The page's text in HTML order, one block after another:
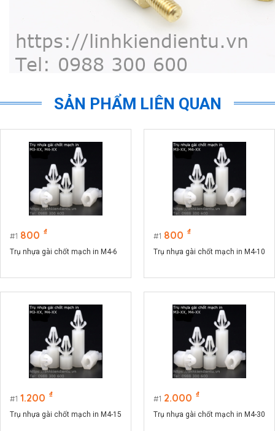
SẢN PHẨM LIÊN QUAN
1 800 ₫
Trụ nhựa gài chốt mạch in M4-6
1 800 ₫
Trụ nhựa gài chốt mạch in M4-10
1 1.200 ₫
Trụ nhựa gài chốt mạch in M4-15
1 2.000 ₫
Trụ nhựa gài chốt mạch in M4-30